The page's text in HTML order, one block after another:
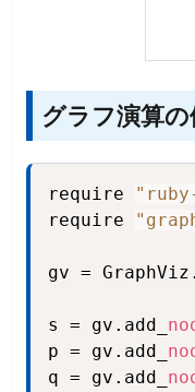
グラフ演算の
require
require
gv = GraphViz.
s = gv.add_
p = gv.add_
q = gv.add_